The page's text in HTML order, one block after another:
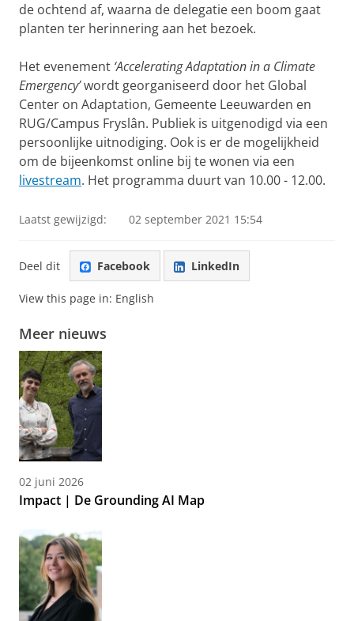
de ochtend af, waarna de delegatie een boom gaat
planten ter herinnering aan het bezoek.
Het evenement ‘Accelerating Adaptation in a Climate
Emergency’wordt georganiseerd door het Global
Center on Adaptation, Gemeente Leeuwarden en
RUG/Campus Fryslân. Publiek is uitgenodigd via een
persoonlijke uitnodiging. Ook is er de mogelijkheid
om de bijeenkomst online bij te wonen via een
livestream. Het programma duurt van 10.00 - 12.00.
Laatst gewijzigd: 02 september 2021 15:54
Deel dit Facebook LinkedIn
View this page in: English
Meer nieuws
02 juni 2026
Impact | De Grounding AI Map